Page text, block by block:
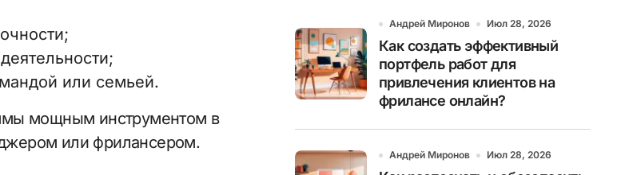
или семьей.
мощным инструментом в
или фрилансером.
Андрей Миронов Июл 28, 2026
Как создать эффективный
портфель работ для
привлечения клиентов на
фрилансе онлайн?
Андрей Миронов Июл 28, 2026